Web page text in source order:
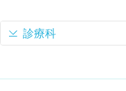
診療科